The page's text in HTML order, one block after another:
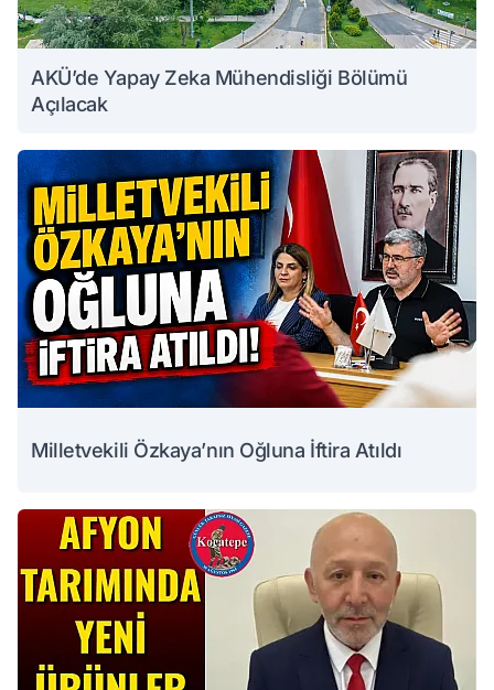
AKÜ’de Yapay Zeka Mühendisliği Bölümü
Açılacak
Milletvekili Özkaya’nın Oğluna İftira Atıldı